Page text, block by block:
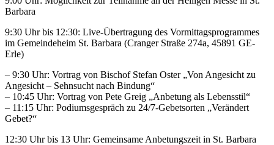
Barbara
9:30 Uhr bis 12:30: Live-Übertragung des Vormittagsprogrammes
im Gemeindeheim St. Barbara (Cranger Straße 274a, 45891 GE-
Erle)
– 9:30 Uhr: Vortrag von Bischof Stefan Oster „Von Angesicht zu
Angesicht – Sehnsucht nach Bindung“
– 10:45 Uhr: Vortrag von Pete Greig „Anbetung als Lebensstil“
– 11:15 Uhr: Podiumsgespräch zu 24/7-Gebetsorten „Verändert
Gebet?“
12:30 Uhr bis 13 Uhr: Gemeinsame Anbetungszeit in St. Barbara